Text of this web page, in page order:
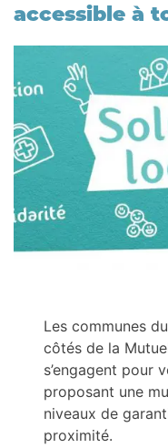
accessible à
Les communes
côtés de la
s’engagent pour
proposant une
niveaux de
proximité.